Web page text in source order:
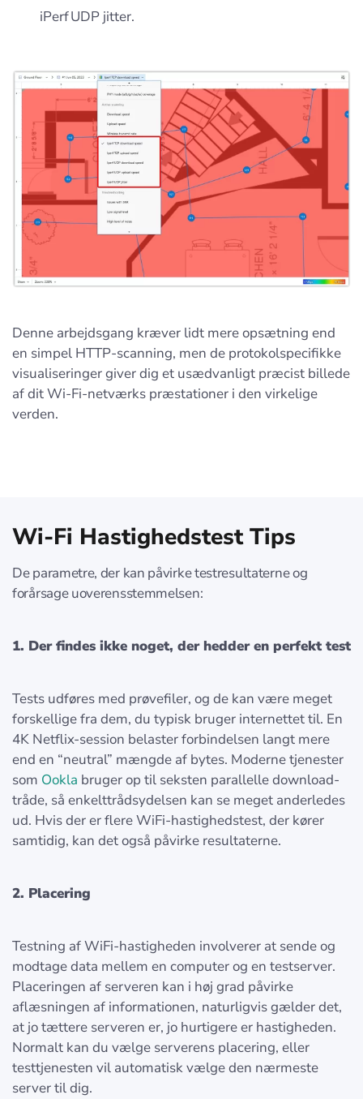
iPerf UDP jitter.
Denne arbejdsgang kræver lidt mere opsætning end
en simpel HTTP-scanning, men de protokolspecifikke
visualiseringer giver dig et usædvanligt præcist billede
af dit Wi-Fi-netværks præstationer i den virkelige
verden.
Wi-Fi Hastighedstest Tips
De parametre, der kan påvirke testresultaterne og
forårsage uoverensstemmelsen:
1. Der findes ikke noget, der hedder en perfekt test
Tests udføres med prøvefiler, og de kan være meget
forskellige fra dem, du typisk bruger internettet til. En
4K Netflix-session belaster forbindelsen langt mere
end en “neutral” mængde af bytes. Moderne tjenester
som Ookla bruger op til seksten parallelle download-
tråde, så enkelttrådsydelsen kan se meget anderledes
ud. Hvis der er flere WiFi-hastighedstest, der kører
samtidig, kan det også påvirke resultaterne.
2. Placering
Testning af WiFi-hastigheden involverer at sende og
modtage data mellem en computer og en testserver.
Placeringen af serveren kan i høj grad påvirke
aflæsningen af informationen, naturligvis gælder det,
at jo tættere serveren er, jo hurtigere er hastigheden.
Normalt kan du vælge serverens placering, eller
testtjenesten vil automatisk vælge den nærmeste
server til dig.